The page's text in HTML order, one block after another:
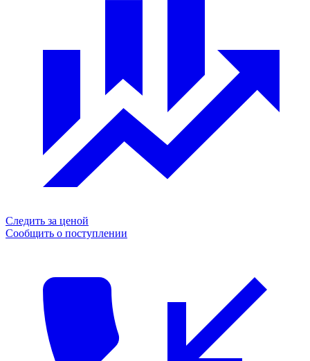
Следить за ценой
Сообщить о поступлении